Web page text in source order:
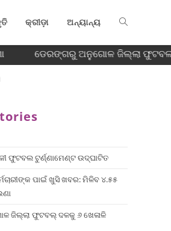
କ୍ରୀଡ଼ା ଅନ୍ୟାନ୍ୟ
ଡେରଙ୍ଗରୁ ଅନୁଗୋଳ ଜିଲ୍ଲା ଫୁଟବଲ୍
ଫୁଟବଲ ଟୁର୍ଣ୍ଣାମେଣ୍ଟ ଉଦ୍ଘାଟିତ
ପାଇଁ ଖୁସି ଖବର: ମିଳିବ ୪.୫୫
ଜିଲ୍ଲା ଫୁଟବଲ୍ ଦଳକୁ ୬ ଖେଳାଳି